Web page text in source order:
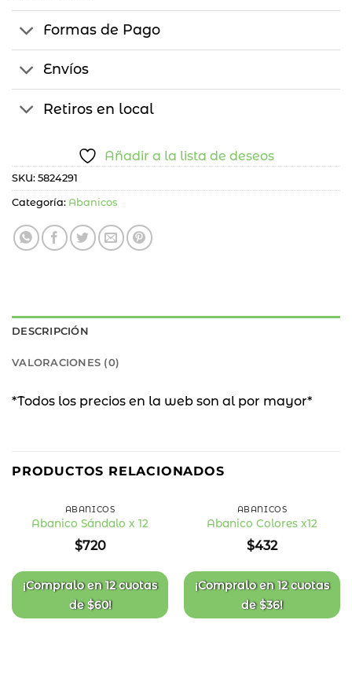
Formas de Pago
Envíos
Retiros en local
Añadir a la lista de deseos
SKU: 5824291
Categoría: Abanicos
DESCRIPCIÓN
VALORACIONES (0)
*Todos los precios en la web son al por mayor*
PRODUCTOS RELACIONADOS
de
deseos
ABANICOS
Abanico Sándalo x 12
$720
¡Compralo en12 cuotas
de$60!
de
deseos
ABANICOS
Abanico Colores x12
$432
¡Compralo en12 cuotas
de$36!